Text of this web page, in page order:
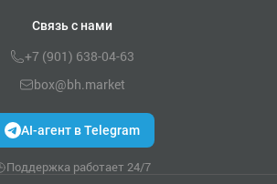
Связь с нами
+7 (901) 638-04-63
box@bh.market
AI-агент в Telegram
Поддержка работает 24/7